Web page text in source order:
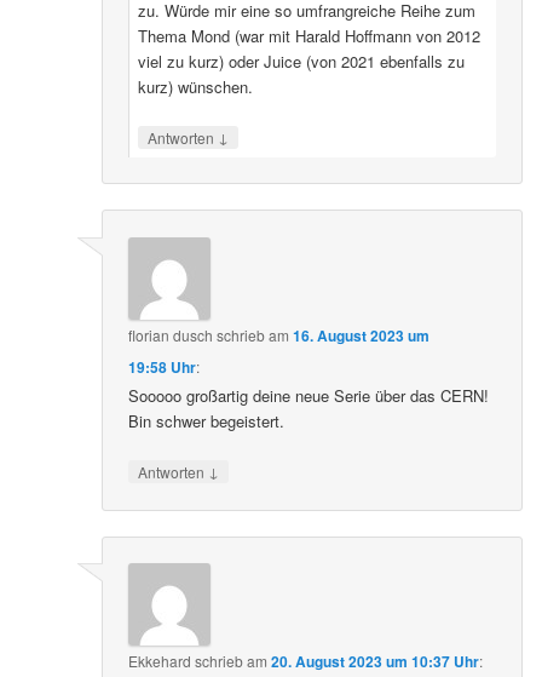
zu. Würde mir eine so umfrangreiche Reihe zum
Thema Mond (war mit Harald Hoffmann von 2012
viel zu kurz) oder Juice (von 2021 ebenfalls zu
kurz) wünschen.
Antworten ↓
florian dusch schriebam16. August 2023 um
19:58 Uhr:
Sooooo großartig deine neue Serie über das CERN!
Bin schwer begeistert.
Antworten ↓
Ekkehard schriebam20. August 2023 um 10:37 Uhr: